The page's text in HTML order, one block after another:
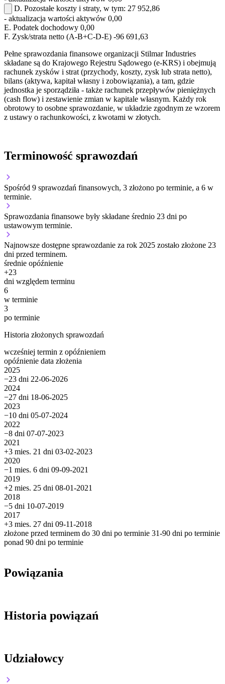
D. Pozostałe koszty i straty, w tym: 27 952,86
- aktualizacja wartości aktywów 0,00
E. Podatek dochodowy 0,00
F. Zysk/strata netto (A-B+C-D-E) -96 691,63
Pełne sprawozdania finansowe organizacji Stilmar Industries
składane są do Krajowego Rejestru Sądowego (e-KRS) i obejmują
rachunek zysków i strat (przychody, koszty, zysk lub strata netto),
bilans (aktywa, kapitał własny i zobowiązania), a tam, gdzie
jednostka je sporządziła - także rachunek przepływów pieniężnych
(cash flow) i zestawienie zmian w kapitale własnym. Każdy rok
obrotowy to osobne sprawozdanie, w układzie zgodnym ze wzorem
z ustawy o rachunkowości, z kwotami w złotych.
Terminowość sprawozdań
Spośród 9 sprawozdań finansowych, 3 złożono po terminie, a 6 w
terminie.
Sprawozdania finansowe były składane średnio 23 dni po
ustawowym terminie.
Najnowsze dostępne sprawozdanie za rok 2025 zostało złożone 23
dni przed terminem.
średnie opóźnienie
+23
dni względem terminu
6
w terminie
3
po terminie
Historia złożonych sprawozdań
wcześniej termin z opóźnieniem
opóźnienie data złożenia
2025
−23 dni 22-06-2026
2024
−27 dni 18-06-2025
2023
−10 dni 05-07-2024
2022
−8 dni 07-07-2023
2021
+3 mies. 21 dni 03-02-2023
2020
−1 mies. 6 dni 09-09-2021
2019
+2 mies. 25 dni 08-01-2021
2018
−5 dni 10-07-2019
2017
+3 mies. 27 dni 09-11-2018
złożone przed terminem do 30 dni po terminie 31-90 dni po terminie
ponad 90 dni po terminie
Powiązania
Historia powiązań
Udziałowcy